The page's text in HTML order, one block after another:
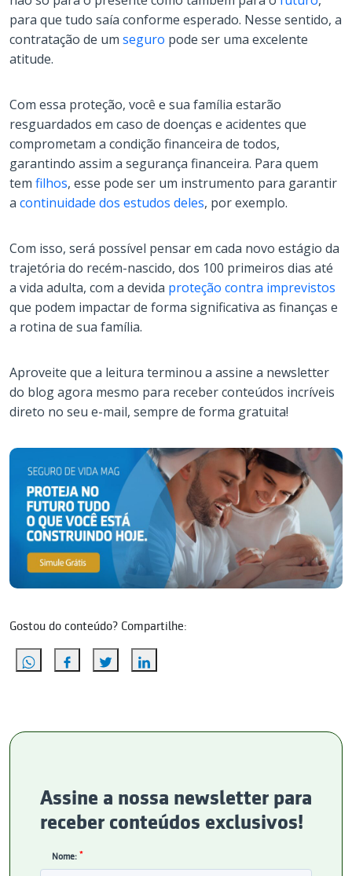
para que tudo saía conforme esperado. Nesse sentido, a
contratação de um seguro pode ser uma excelente
atitude.
Com essa proteção, você e sua família estarão
resguardados em caso de doenças e acidentes que
comprometam a condição financeira de todos,
garantindo assim a segurança financeira. Para quem
tem filhos, esse pode ser um instrumento para garantir
a continuidade dos estudos deles, por exemplo.
Com isso, será possível pensar em cada novo estágio da
trajetória do recém-nascido, dos 100 primeiros dias até
a vida adulta, com a devida proteção contra imprevistos
que podem impactar de forma significativa as finanças e
a rotina de sua família.
Aproveite que a leitura terminou a assine a newsletter
do blog agora mesmo para receber conteúdos incríveis
direto no seu e-mail, sempre de forma gratuita!
Gostou do conteúdo? Compartilhe:
Assine a nossa newsletter para
receber conteúdos exclusivos!
Nome: *